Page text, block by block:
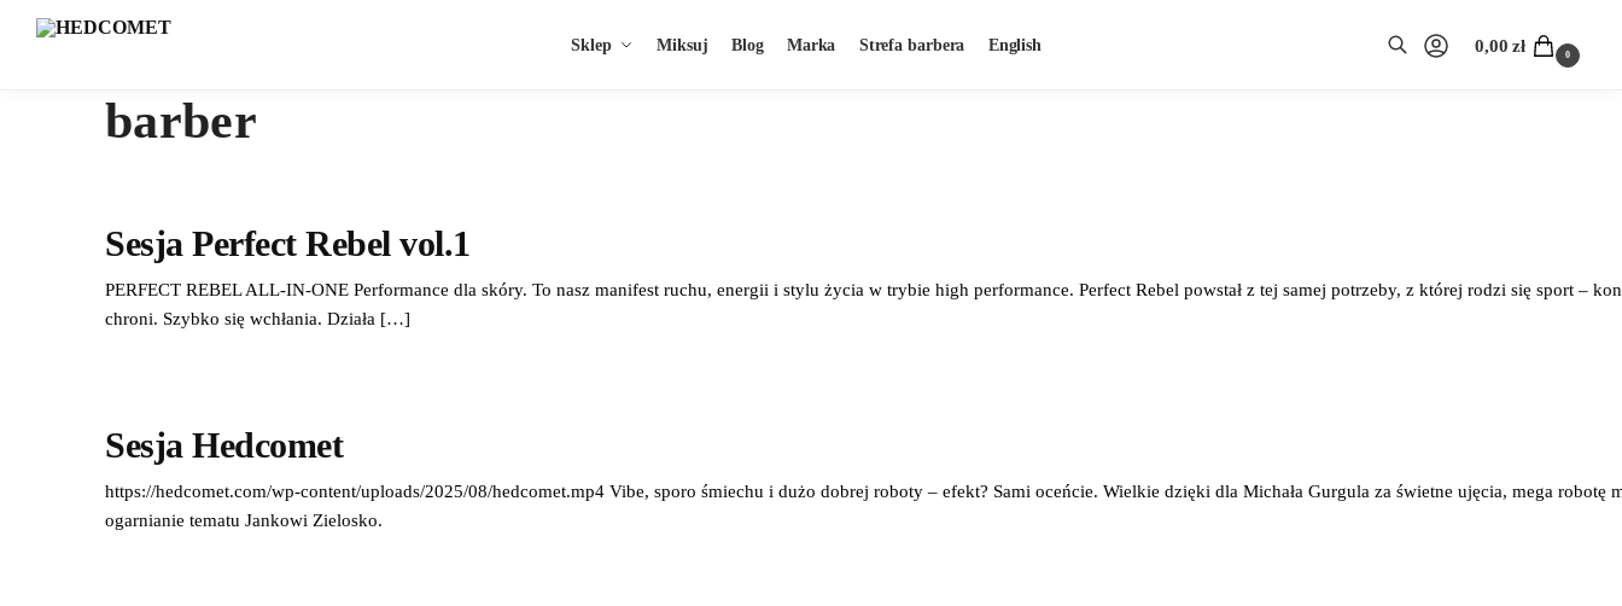
Sklep Miksuj Blog Marka Strefa barbera English 0,00zł 0
barber
Sesja Perfect Rebel vol.1
PERFECT REBEL ALL-IN-ONE Performance dla skóry. To nasz manifest ruchu, energii i stylu życia w trybie high performance. Perfect Rebel powstał z tej samej potrzeby, z której rodzi się sport –
chroni. Szybko się wchłania. Działa […]
Sesja Hedcomet
https://hedcomet.com/wp-content/uploads/2025/08/hedcomet.mp4 Vibe, sporo śmiechu i dużo dobrej roboty – efekt? Sami oceńcie. Wielkie dzięki dla Michała Gurgula za świetne ujęcia, mega
ogarnianie tematu Jankowi Zielosko.